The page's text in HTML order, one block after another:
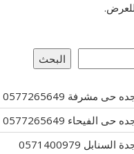
البحث
مشرفة 0577265649
0577265649
0571400979